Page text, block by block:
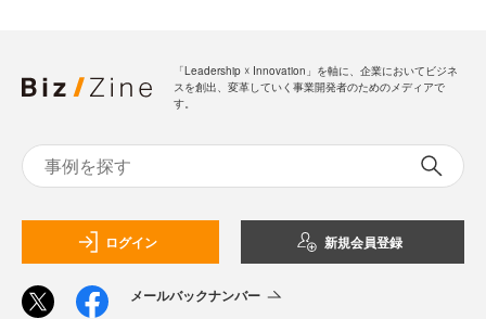
「Leadership ☓ Innovation」を軸に、企業においてビジネ
スを創出、変革していく事業開発者のためのメディアで
す。
ログイン 新規会員登録
メールバックナンバー